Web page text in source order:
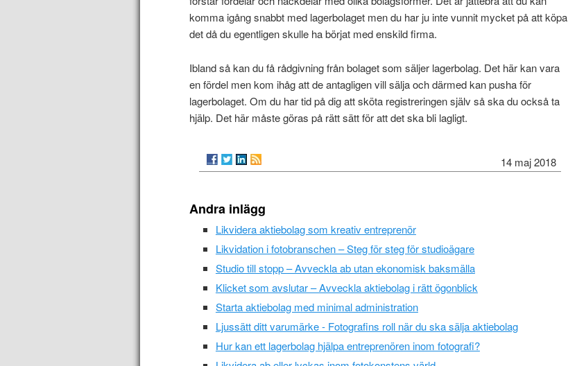
komma igång snabbt med lagerbolaget men du har ju inte vunnit mycket på att köpa
det då du egentligen skulle ha börjat med enskild firma.
Ibland så kan du få rådgivning från bolaget som säljer lagerbolag. Det här kan vara
en fördel men kom ihåg att de antagligen vill sälja och därmed kan pusha för
lagerbolaget. Om du har tid på dig att sköta registreringen själv så ska du också ta
hjälp. Det här måste göras på rätt sätt för att det ska bli lagligt.
14 maj 2018
Andra inlägg
Likvidera aktiebolag som kreativ entreprenör
Likvidation i fotobranschen – Steg för steg för studioägare
Studio till stopp – Avveckla ab utan ekonomisk baksmälla
Klicket som avslutar – Avveckla aktiebolag i rätt ögonblick
Starta aktiebolag med minimal administration
Ljussätt ditt varumärke - Fotografins roll när du ska sälja aktiebolag
Hur kan ett lagerbolag hjälpa entreprenören inom fotografi?